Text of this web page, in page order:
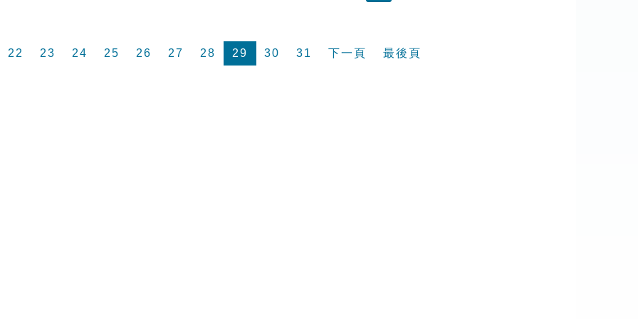
22 23 24 25 26 27 28 29 30 31 下一頁 最後頁